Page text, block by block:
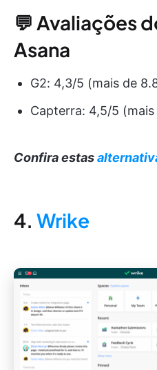
💬 Avaliações
Asana
G2: 4,3/5 (mais de
Capterra: 4,5/5 (mais
Confira estas
4. Wrike